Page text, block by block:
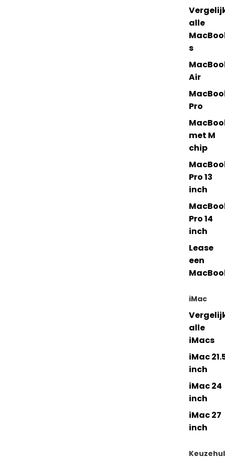
alle
s
Air
Pro
met M
chip
Pro 13
inch
Pro 14
inch
Lease
een
iMac
alle
iMacs
iMac
inch
iMac 24
inch
iMac 27
inch